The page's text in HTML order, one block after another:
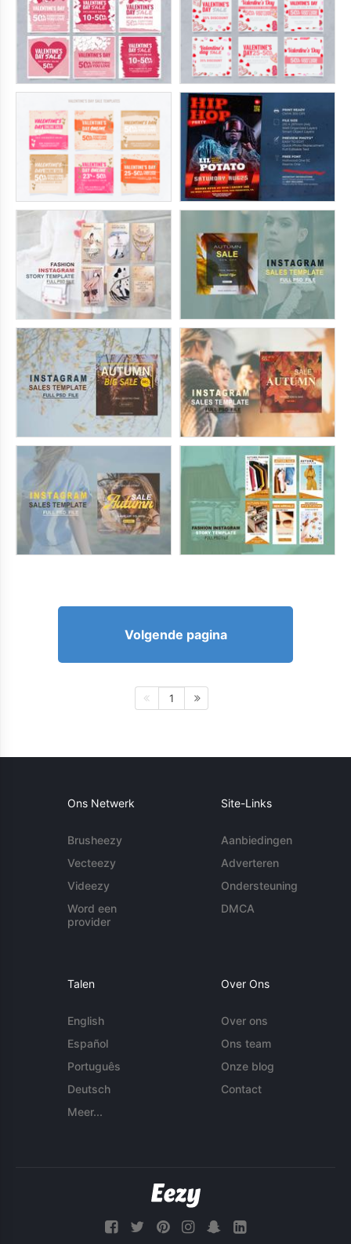
Volgende pagina
1
Ons Netwerk
Brusheezy
Vecteezy
Videezy
Word een
provider
Site-Links
Aanbiedingen
Adverteren
Ondersteuning
DMCA
Talen
English
Español
Português
Deutsch
Meer...
Over Ons
Over ons
Ons team
Onze blog
Contact